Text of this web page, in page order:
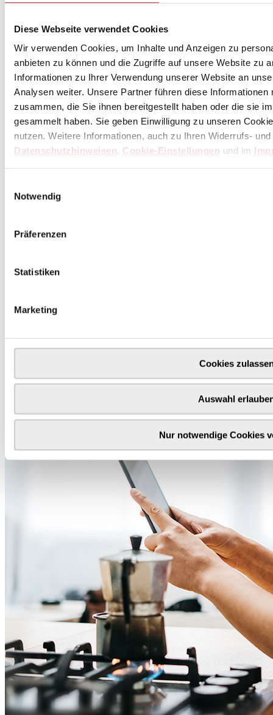
Diese Webseite verwendet Cookies
Wir verwenden Cookies, um Inhalte und Anzeigen zu
anbieten zu können und die Zugriffe auf unsere Website zu
Informationen zu Ihrer Verwendung unserer Website an
Analysen weiter. Unsere Partner führen diese
zusammen, die Sie ihnen bereitgestellt haben oder die sie
gesammelt haben. Sie geben Einwilligung zu unseren
nutzen. Weitere Informationen, auch zu Ihren Widerrufs-
Datenschutzhinweisen, Cookie-Einstellungen und im
Notwendig
Präferenzen
Statistiken
Marketing
Cookies
Auswahl
Nur notwendige Cookies
Abonnierehier
den Butch Newsletter
Retouren und Stornierungen, gültig. Preisangaben inkl. gesetzl. MwSt. zzgl. Service- und